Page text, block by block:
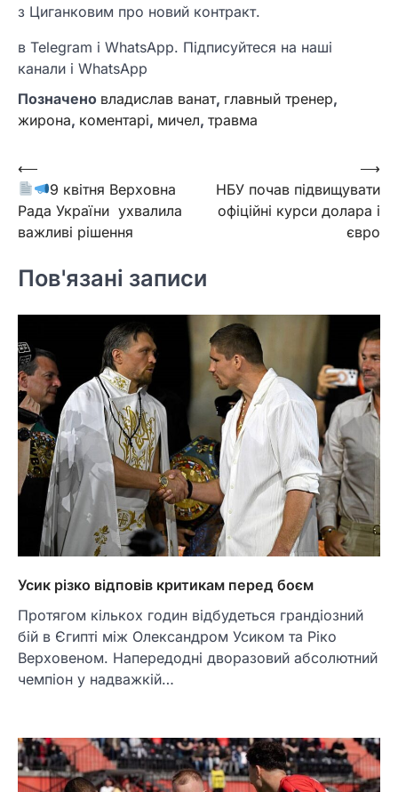
з Циганковим про новий контракт.
в Telegram і WhatsApp. Підписуйтеся на наші
канали і WhatsApp
Позначено владислав ванат, главный тренер,
жирона, коментарі, мичел, травма
Навігація
записів
⟵
9 квітня Верховна
Рада України ухвалила
важливі рішення
НБУ почав підвищувати
офіційні курси долара і
євро
⟶
Пов'язані записи
Усик різко відповів критикам перед боєм
Протягом кількох годин відбудеться грандіозний
бій в Єгипті між Олександром Усиком та Ріко
Верховеном. Напередодні дворазовий абсолютний
чемпіон у надважкій…